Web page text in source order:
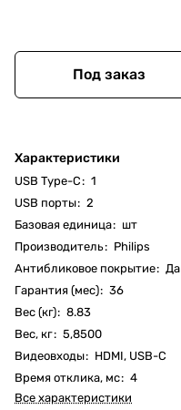
Под заказ
Характеристики
USB Type-C: 1
USB порты: 2
Базовая единица: шт
Производитель: Philips
Антибликовое покрытие: Да
Гарантия (мес): 36
Вес (кг): 8.83
Вес, кг: 5,8500
Видеовходы: HDMI, USB-C
Время отклика, мс: 4
Все характеристики